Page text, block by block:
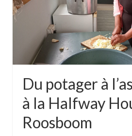
Du potager à
à la Halfway
Roosboom